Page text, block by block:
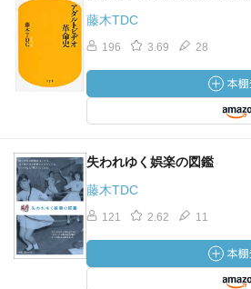
藤木TDC
196 3.69 28
失われゆく娯楽の図鑑
藤木TDC
121 2.62 11